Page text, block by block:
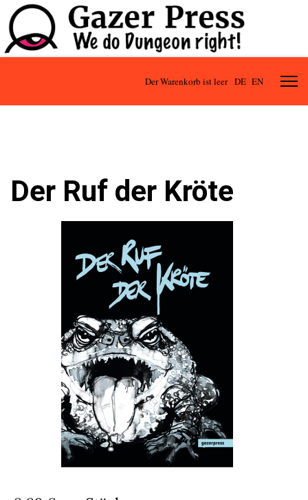
Der Warenkorb ist leer DE EN
Der Ruf der Kröte